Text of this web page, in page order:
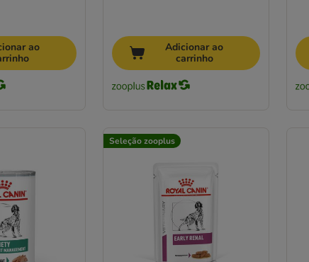
ao
Adicionar ao
carrinho
Seleção zooplus